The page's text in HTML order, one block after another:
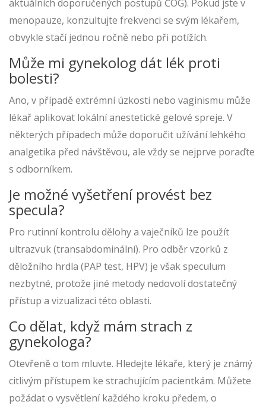
aktuálních doporučených postupů ČOG). Pokud jste v
menopauze, konzultujte frekvenci se svým lékařem,
obvykle stačí jednou ročně nebo při potížích.
Může mi gynekolog dát lék proti
bolesti?
Ano, v případě extrémní úzkosti nebo vaginismu může
lékař aplikovat lokální anestetické gelové spreje. V
některých případech může doporučit užívání lehkého
analgetika před návštěvou, ale vždy se nejprve poraďte
s odborníkem.
Je možné vyšetření provést bez
specula?
Pro rutinní kontrolu dělohy a vaječníků lze použít
ultrazvuk (transabdominální). Pro odběr vzorků z
děložního hrdla (PAP test, HPV) je však speculum
nezbytné, protože jiné metody nedovolí dostatečný
přístup a vizualizaci této oblasti.
Co dělat, když mám strach z
gynekologa?
Otevřeně o tom mluvte. Hledejte lékaře, který je známý
citlivým přístupem ke strachujícím pacientkám. Můžete
požádat o vysvětlení každého kroku předem, o